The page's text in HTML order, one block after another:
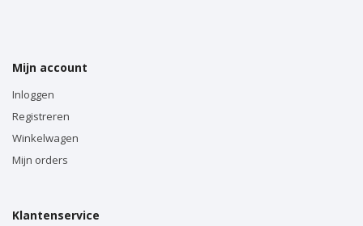
Mijn account
Inloggen
Registreren
Winkelwagen
Mijn orders
Klantenservice